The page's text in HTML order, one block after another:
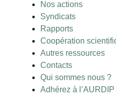
Nos actions
Syndicats
Rapports
Coopération
Autres ressources
Contacts
Qui sommes nous ?
Adhérez à